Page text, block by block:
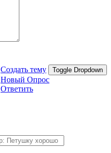
Создать тему Toggle Dropdown
Новый Опрос
Ответить